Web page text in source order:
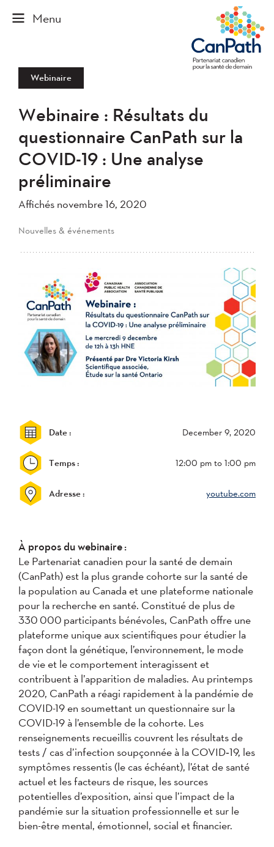
Webinaire
Webinaire : Résultats du
questionnaire CanPath sur la
COVID-19 : Une analyse
préliminaire
Affichés novembre 16, 2020
Nouvelles & événements
Date : December 9, 2020
Temps : 12:00 pm to 1:00 pm
Adresse : youtube.com
À propos du webinaire:
Le Partenariat canadien pour la santé de demain
(CanPath) est la plus grande cohorte sur la santé de
la population au Canada et une plateforme nationale
pour la recherche en santé. Constitué de plus de
330 000 participants bénévoles, CanPath offre une
plateforme unique aux scientifiques pour étudier la
façon dont la génétique, l’environnement, le mode
de vie et le comportement interagissent et
contribuent à l’apparition de maladies. Au printemps
2020, CanPath a réagi rapidement à la pandémie de
COVID-19 en soumettant un questionnaire sur la
COVID-19 à l’ensemble de la cohorte. Les
renseignements recueillis couvrent les résultats de
tests / cas d’infection soupçonnée à la COVID‑19, les
symptômes ressentis (le cas échéant), l’état de santé
actuel et les facteurs de risque, les sources
potentielles d’exposition, ainsi que l’impact de la
pandémie sur la situation professionnelle et sur le
bien-être mental, émotionnel, social et financier.